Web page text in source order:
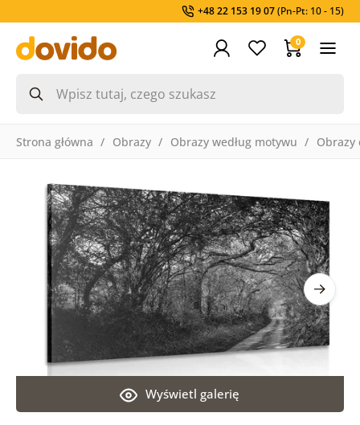
+48 22 153 19 07(Pn-Pt: 10 - 15)
0
Strona główna Obrazy Obrazy według motywu Obrazy
Wyświetl galerię